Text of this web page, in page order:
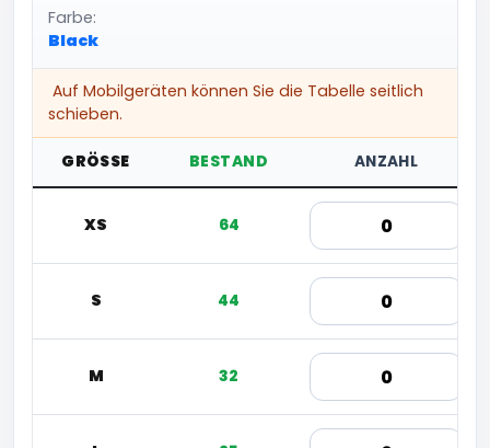
Farbe:
Black
Auf Mobilgeräten können Sie die Tabelle seitlich
schieben.
GRÖSSE BESTAND ANZAHL
XS 64
S 44
M 32